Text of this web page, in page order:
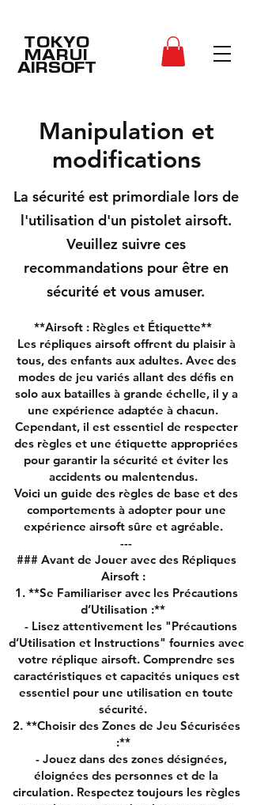
TOKYO
MARUI
AIRSOFT
Manipulation et
modifications
La sécurité est primordiale lors de
l'utilisation d'un pistolet airsoft.
Veuillez suivre ces
recommandations pour être en
sécurité et vous amuser.
**Airsoft : Règles et Étiquette**
Les répliques airsoft offrent du plaisir à
tous, des enfants aux adultes. Avec des
modes de jeu variés allant des défis en
solo aux batailles à grande échelle, il y a
une expérience adaptée à chacun.
Cependant, il est essentiel de respecter
des règles et une étiquette appropriées
pour garantir la sécurité et éviter les
accidents ou malentendus.
Voici un guide des règles de base et des
comportements à adopter pour une
expérience airsoft sûre et agréable.
---
### Avant de Jouer avec des Répliques
Airsoft :
1. **Se Familiariser avec les Précautions
d’Utilisation :**
- Lisez attentivement les "Précautions
d’Utilisation et Instructions" fournies avec
votre réplique airsoft. Comprendre ses
caractéristiques et capacités uniques est
essentiel pour une utilisation en toute
sécurité.
2. **Choisir des Zones de Jeu Sécurisées
:**
- Jouez dans des zones désignées,
éloignées des personnes et de la
circulation. Respectez toujours les règles